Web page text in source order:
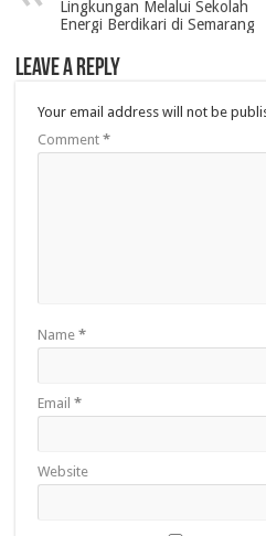
Lingkungan Melalui Sekolah
Energi Berdikari di Semarang
Leave a Reply
Your email address will not be
Comment *
Name *
Email *
Website